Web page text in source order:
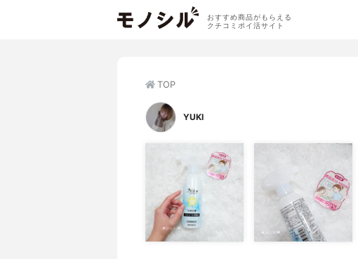
おすすめ商品がもらえる
クチコミポイ活サイト
TOP
YUKI